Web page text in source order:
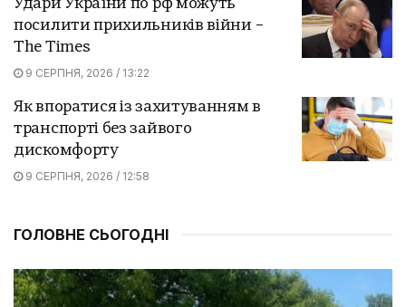
Удари України по рф можуть
посилити прихильників війни –
The Times
9 СЕРПНЯ, 2026 / 13:22
Як впоратися із захитуванням в
транспорті без зайвого
дискомфорту
9 СЕРПНЯ, 2026 / 12:58
ГОЛОВНЕ СЬОГОДНІ